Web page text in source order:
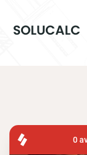
SOLUCALC